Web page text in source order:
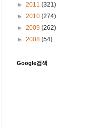
► 2011 (321)
► 2010 (274)
► 2009 (262)
► 2008 (54)
Google검색